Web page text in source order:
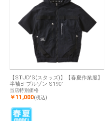
【STUD'S(スタッズ)】【春夏作業服】
半袖EFブルゾン S1901
当店特別価格
￥11,000(税込)